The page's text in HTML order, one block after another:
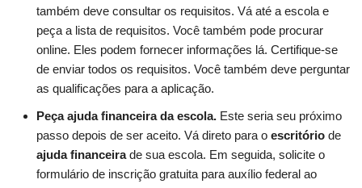
também deve consultar os requisitos. Vá até a escola e
peça a lista de requisitos. Você também pode procurar
online. Eles podem fornecer informações lá. Certifique-se
de enviar todos os requisitos. Você também deve perguntar
as qualificações para a aplicação.
Peça ajuda financeira da escola. Este seria seu próximo
passo depois de ser aceito. Vá direto para o escritório de
ajuda financeirade sua escola. Em seguida, solicite o
formulário de inscrição gratuita para auxílio federal ao